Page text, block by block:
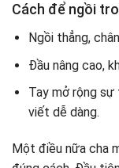
Cách để ngồi
Ngồi thẳng,
Đầu nâng cao,
Tay mở rộng
viết dễ dàng.
Một điều nữa cha